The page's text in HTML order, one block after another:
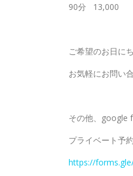
90分 13,000
ご希望のお日に
お気軽にお問い
その他、google
プライベート予
https://